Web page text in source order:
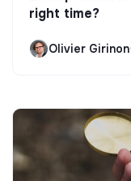
right time?
Olivier Girinon